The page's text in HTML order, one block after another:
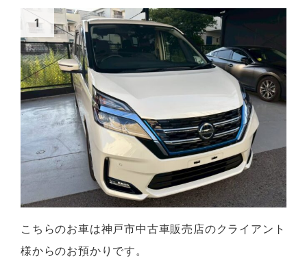
こちらのお車は神戸市中古車販売店のクライアント
様からのお預かりです。